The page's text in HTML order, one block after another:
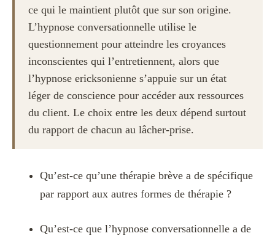
ce qui le maintient plutôt que sur son origine.
L’hypnose conversationnelle utilise le
questionnement pour atteindre les croyances
inconscientes qui l’entretiennent, alors que
l’hypnose ericksonienne s’appuie sur un état
léger de conscience pour accéder aux ressources
du client. Le choix entre les deux dépend surtout
du rapport de chacun au lâcher-prise.
Qu’est-ce qu’une thérapie brève a de spécifique
par rapport aux autres formes de thérapie ?
Qu’est-ce que l’hypnose conversationnelle a de